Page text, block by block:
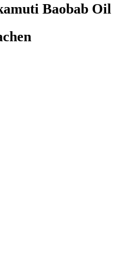
Baobab Oil